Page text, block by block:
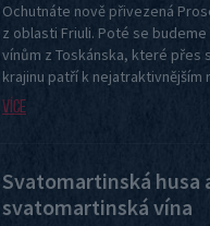
Ochutnáte nově přivezená
z oblasti Friuli. Poté se
vínům z Toskánska, které přes
krajinu patří k nejatraktivnějším
Více
Svatomartinská husa
svatomartinská vína